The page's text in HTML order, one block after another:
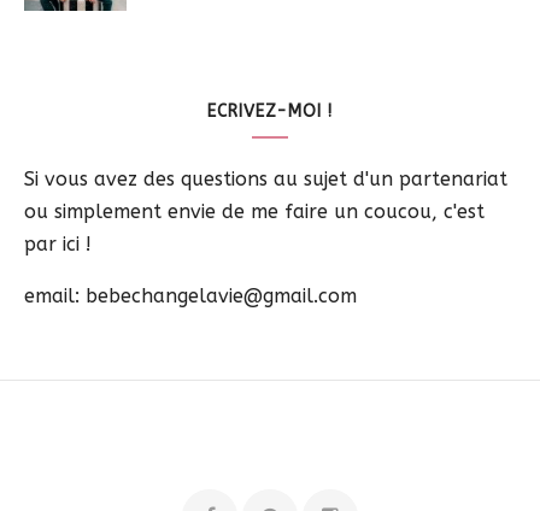
ECRIVEZ-MOI !
Si vous avez des questions au sujet d'un partenariat
ou simplement envie de me faire un coucou, c'est
par ici !
email: bebechangelavie@gmail.com